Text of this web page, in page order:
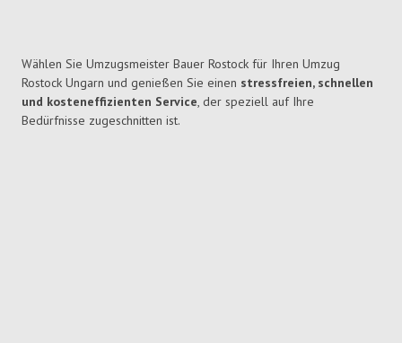
Wählen Sie Umzugsmeister Bauer Rostock für Ihren Umzug
Rostock Ungarn und genießen Sie einen stressfreien, schnellen
und kosteneffizienten Service, der speziell auf Ihre
Bedürfnisse zugeschnitten ist.